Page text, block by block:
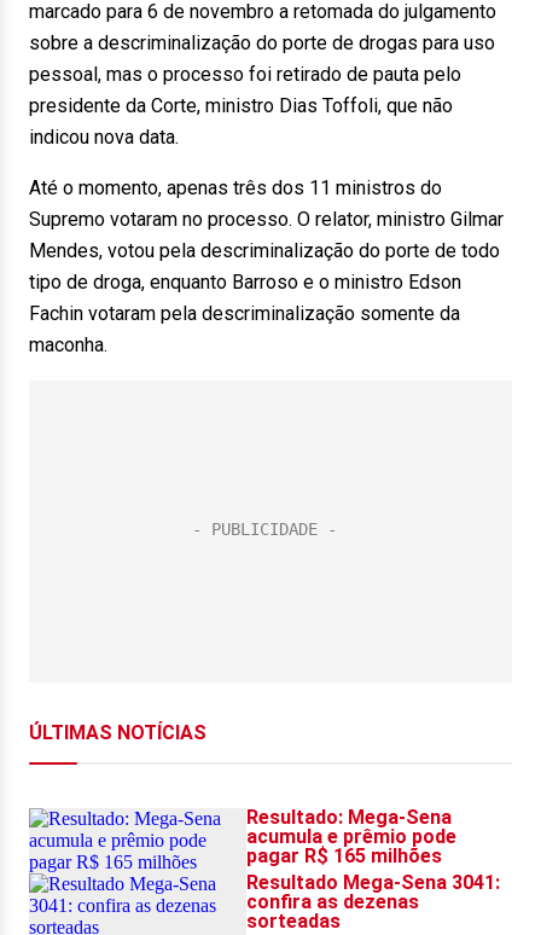
marcado para 6 de novembro a retomada do julgamento
sobre a descriminalização do porte de drogas para uso
pessoal, mas o processo foi retirado de pauta pelo
presidente da Corte, ministro Dias Toffoli, que não
indicou nova data.
Até o momento, apenas três dos 11 ministros do
Supremo votaram no processo. O relator, ministro Gilmar
Mendes, votou pela descriminalização do porte de todo
tipo de droga, enquanto Barroso e o ministro Edson
Fachin votaram pela descriminalização somente da
maconha.